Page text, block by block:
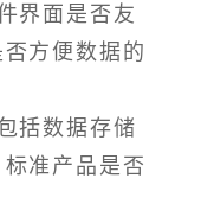
界面是否友
方便数据的
括数据存储
准产品是否